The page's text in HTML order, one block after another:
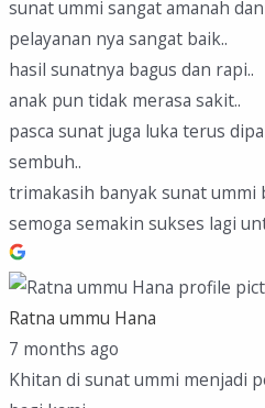
sunat ummi sangat amanah
pelayanan nya sangat baik..
hasil sunatnya bagus dan rapi..
anak pun tidak merasa sakit..
pasca sunat juga luka terus
sembuh..
trimakasih banyak sunat ummi
semoga semakin sukses lagi
Ratna ummu Hana
7 months ago
Khitan di sunat ummi menjadi